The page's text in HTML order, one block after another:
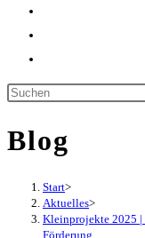
Suche
umschalten
Blog
Start>
Aktuelles>
Kleinprojekte 2025 |
Förderung